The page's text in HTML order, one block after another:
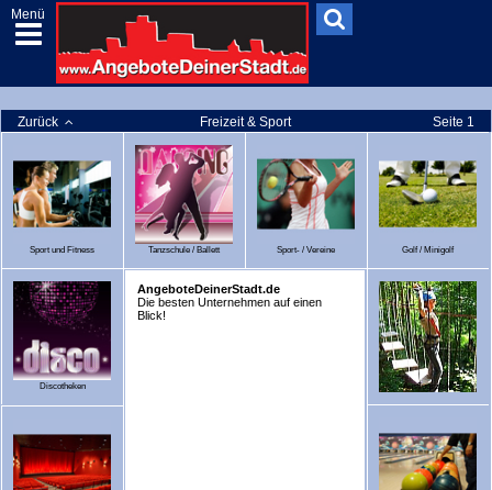
Menü
Zurück Freizeit & Sport Seite 1
Sport und Fitness Tanzschule / Ballett Sport- / Vereine Golf / Minigolf
Discotheken
AngeboteDeinerStadt.de
Die besten Unternehmen auf einen
Blick!
Ausflugsziele